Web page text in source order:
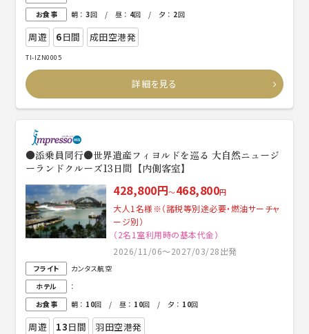
お食事
朝 ：3回 / 昼 ： 4回 / 夕 ： 2回
周遊 6日間 成田空港発
TI-IZN0005
詳細を見る
●添乗員同行●世界遺産フィヨルドを巡る 大自然ニュージ
ーランドクルーズ13日間【内側客室】
428,800円～468,800円
大人1名様※（諸税等別途必要・燃油サーチャ
ージ別）
（2名1室利用時の基本代金）
2026/11/06～2027/03/28出発
フライト
カンタス航空
ホテル
：
お食事
朝 ： 10回 / 昼 ： 10回 / 夕 ： 10回
周遊 13日間 羽田空港発